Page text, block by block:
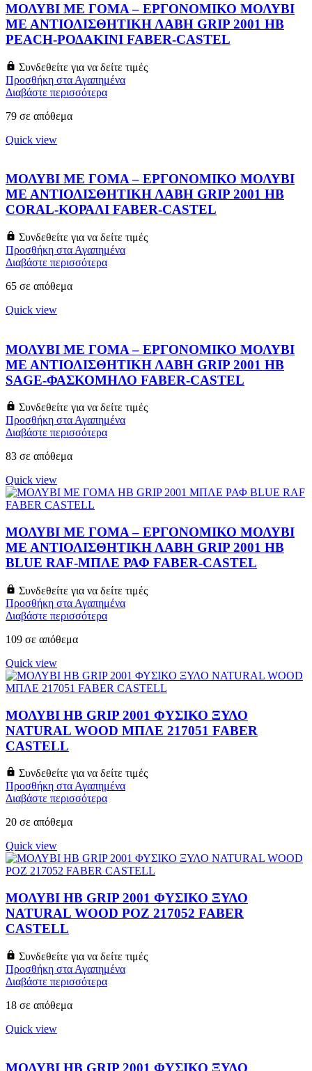
ΜΟΛΥΒΙ ΜΕ ΓΟΜΑ – ΕΡΓΟΝΟΜΙΚΟ ΜΟΛΥΒΙ
ΜΕ ΑΝΤΙΟΛΙΣΘΗΤΙΚΗ ΛΑΒΗ GRIP 2001 HB
PEACH-ΡΟΔΑΚΙΝΙ FABER-CASTEL
Συνδεθείτε για να δείτε τιμές
Προσθήκη στα Αγαπημένα
Διαβάστε περισσότερα
79 σε απόθεμα
Quick view
ΜΟΛΥΒΙ ΜΕ ΓΟΜΑ – ΕΡΓΟΝΟΜΙΚΟ ΜΟΛΥΒΙ
ΜΕ ΑΝΤΙΟΛΙΣΘΗΤΙΚΗ ΛΑΒΗ GRIP 2001 HB
CORAL-ΚΟΡΑΛΙ FABER-CASTEL
Συνδεθείτε για να δείτε τιμές
Προσθήκη στα Αγαπημένα
Διαβάστε περισσότερα
65 σε απόθεμα
Quick view
ΜΟΛΥΒΙ ΜΕ ΓΟΜΑ – ΕΡΓΟΝΟΜΙΚΟ ΜΟΛΥΒΙ
ΜΕ ΑΝΤΙΟΛΙΣΘΗΤΙΚΗ ΛΑΒΗ GRIP 2001 HB
SAGE-ΦΑΣΚΟΜΗΛΟ FABER-CASTEL
Συνδεθείτε για να δείτε τιμές
Προσθήκη στα Αγαπημένα
Διαβάστε περισσότερα
83 σε απόθεμα
Quick view
ΜΟΛΥΒΙ ΜΕ ΓΟΜΑ – ΕΡΓΟΝΟΜΙΚΟ ΜΟΛΥΒΙ
ΜΕ ΑΝΤΙΟΛΙΣΘΗΤΙΚΗ ΛΑΒΗ GRIP 2001 HB
BLUE RAF-ΜΠΛΕ ΡΑΦ FABER-CASTEL
Συνδεθείτε για να δείτε τιμές
Προσθήκη στα Αγαπημένα
Διαβάστε περισσότερα
109 σε απόθεμα
Quick view
ΜΟΛΥΒΙ HB GRIP 2001 ΦΥΣΙΚΟ ΞΥΛΟ
NATURAL WOOD ΜΠΛΕ 217051 FABER
CASTELL
Συνδεθείτε για να δείτε τιμές
Προσθήκη στα Αγαπημένα
Διαβάστε περισσότερα
20 σε απόθεμα
Quick view
ΜΟΛΥΒΙ HB GRIP 2001 ΦΥΣΙΚΟ ΞΥΛΟ
NATURAL WOOD ΡΟΖ 217052 FABER
CASTELL
Συνδεθείτε για να δείτε τιμές
Προσθήκη στα Αγαπημένα
Διαβάστε περισσότερα
18 σε απόθεμα
Quick view